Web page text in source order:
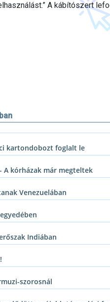
A kábítószert
kartondobozt foglalt le
A kórházak már megteltek
Venezuelában
Indiában
szorosnál